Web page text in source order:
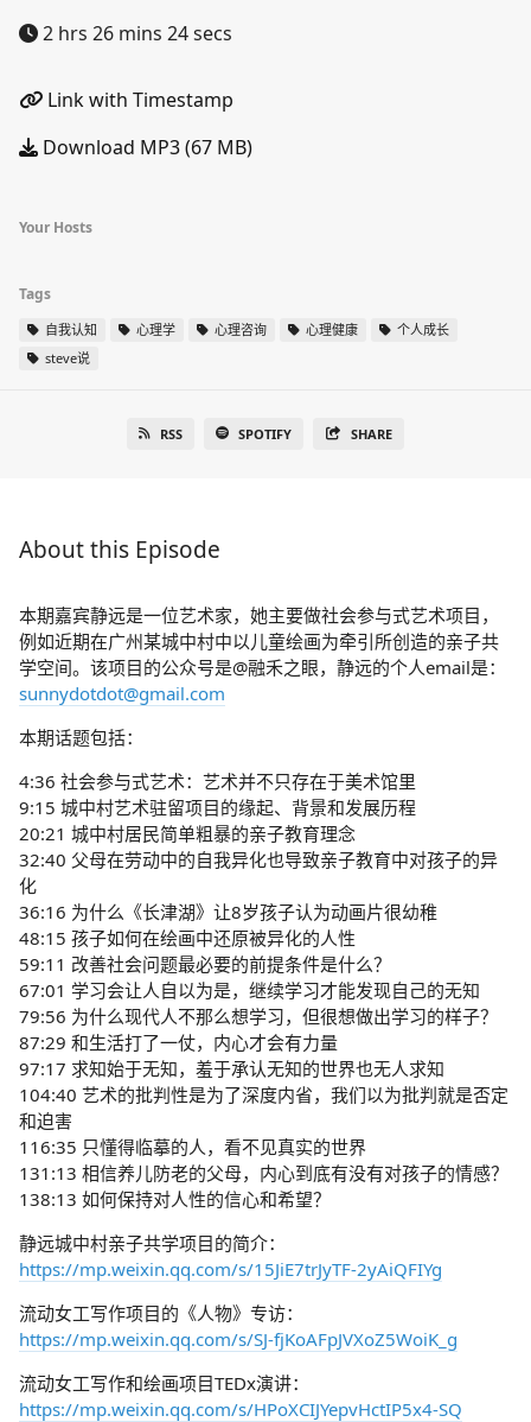
2 hrs 26 mins 24 secs
Link with Timestamp
Download MP3 (67 MB)
Your Hosts
Tags
自我认知 心理学 心理咨询 心理健康
个人成长
steve说
RSS SPOTIFY SHARE
About this Episode
本期嘉宾静远是一位艺术家，她主要做社会参与式艺术项目，
例如近期在广州某城中村中以儿童绘画为牵引所创造的亲子共
学空间。该项目的公众号是@融禾之眼，静远的个人email是：
sunnydotdot@gmail.com
本期话题包括：
4:36 社会参与式艺术：艺术并不只存在于美术馆里
9:15 城中村艺术驻留项目的缘起、背景和发展历程
20:21 城中村居民简单粗暴的亲子教育理念
32:40 父母在劳动中的自我异化也导致亲子教育中对孩子的异
化
36:16 为什么《长津湖》让8岁孩子认为动画片很幼稚
48:15 孩子如何在绘画中还原被异化的人性
59:11 改善社会问题最必要的前提条件是什么？
67:01 学习会让人自以为是，继续学习才能发现自己的无知
79:56 为什么现代人不那么想学习，但很想做出学习的样子？
87:29 和生活打了一仗，内心才会有力量
97:17 求知始于无知，羞于承认无知的世界也无人求知
104:40 艺术的批判性是为了深度内省，我们以为批判就是否定
和迫害
116:35 只懂得临摹的人，看不见真实的世界
131:13 相信养儿防老的父母，内心到底有没有对孩子的情感？
138:13 如何保持对人性的信心和希望？
静远城中村亲子共学项目的简介：
https://mp.weixin.qq.com/s/15JiE7trJyTF-2yAiQFIYg
流动女工写作项目的《人物》专访：
https://mp.weixin.qq.com/s/SJ-fjKoAFpJVXoZ5WoiK_g
流动女工写作和绘画项目TEDx演讲：
https://mp.weixin.qq.com/s/HPoXCIJYepvHctIP5x4-SQ